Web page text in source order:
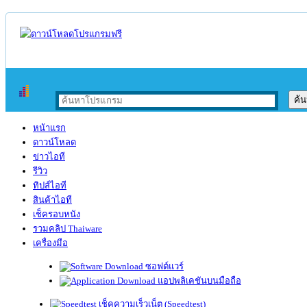
หน้าแรก
ดาวน์โหลด
ข่าวไอที
รีวิว
ทิปส์ไอที
สินค้าไอที
เช็ครอบหนัง
รวมคลิป Thaiware
เครื่องมือ
ซอฟต์แวร์
แอปพลิเคชันบนมือถือ
เช็คความเร็วเน็ต (Speedtest)